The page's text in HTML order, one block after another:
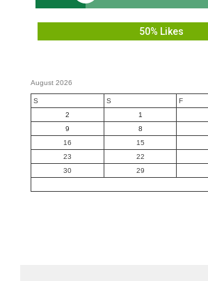
50% Likes
August 2026
F
S
S
1
2
8
9
15
16
22
23
29
30